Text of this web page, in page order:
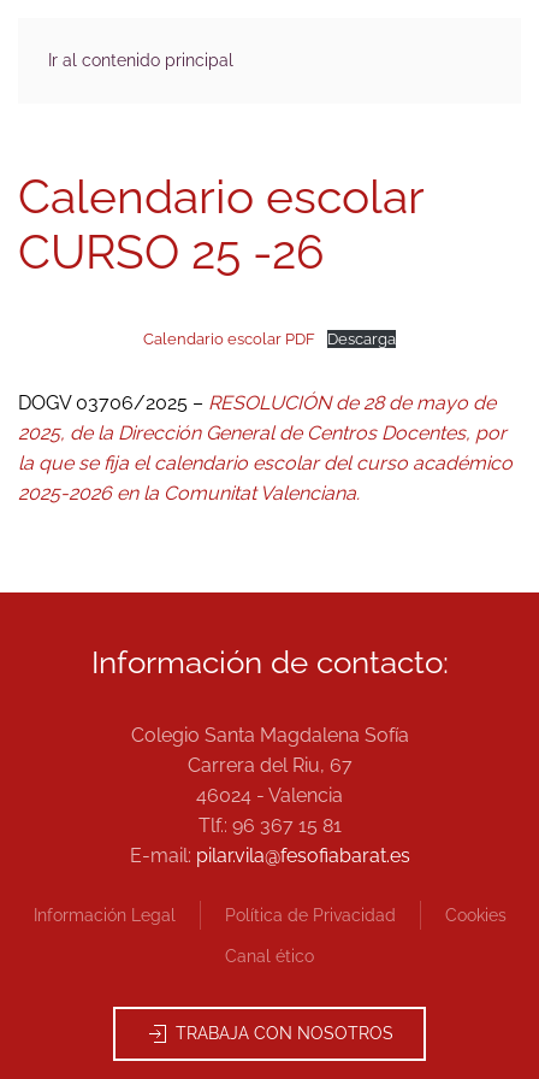
Ir al contenido principal
Calendario escolar
CURSO 25 -26
Calendario escolar PDF Descarga
DOGV 03706/2025 – RESOLUCIÓN de 28 de mayo de
2025, de la Dirección General de Centros Docentes, por
la que se fija el calendario escolar del curso académico
2025-2026 en la Comunitat Valenciana.
Información de contacto:
Colegio Santa Magdalena Sofía
Carrera del Riu, 67
46024 - Valencia
Tlf.: 96 367 15 81
E-mail: pilar.vila@fesofiabarat.es
Información Legal Política de Privacidad Cookies
Canal ético
TRABAJA CON NOSOTROS